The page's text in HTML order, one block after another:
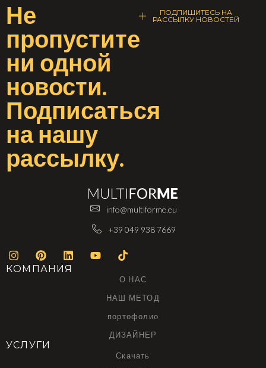
Не
пропустите
ни одной
новости.
Подписаться
нанашу
рассылку.
ПОДПИШИТЕСЬ НА
РАССЫЛКУ НОВОСТЕЙ
info@multiforme.eu
+39 049 938 7669
КОМПАНИЯ
О НАС
НАШ МЕТОД
портофолио
ДИЗАЙНЕР
УСЛУГИ
Скачать